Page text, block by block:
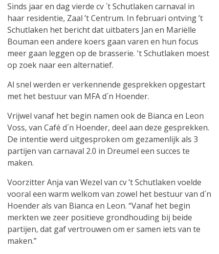
Sinds jaar en dag vierde cv ´t Schutlaken carnaval in
haar residentie, Zaal ’t Centrum. In februari ontving ’t
Schutlaken het bericht dat uitbaters Jan en Mariëlle
Bouman een andere koers gaan varen en hun focus
meer gaan leggen op de brasserie. 't Schutlaken moest
op zoek naar een alternatief.
Al snel werden er verkennende gesprekken opgestart
met het bestuur van MFA d´n Hoender.
Vrijwel vanaf het begin namen ook de Bianca en Leon
Voss, van Café d´n Hoender, deel aan deze gesprekken.
De intentie werd uitgesproken om gezamenlijk als 3
partijen van carnaval 2.0 in Dreumel een succes te
maken.
Voorzitter Anja van Wezel van cv ’t Schutlaken voelde
vooral een warm welkom van zowel het bestuur van d´n
Hoender als van Bianca en Leon. “Vanaf het begin
merkten we zeer positieve grondhouding bij beide
partijen, dat gaf vertrouwen om er samen iets van te
maken.”